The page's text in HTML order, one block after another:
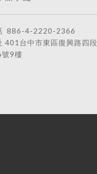
886-4-2220-2366
401台中市東區復興路四段
9樓